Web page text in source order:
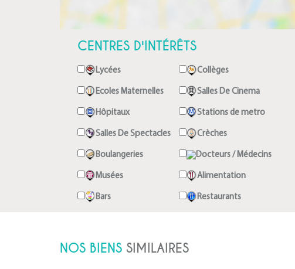
CENTRES D'INTÉRÊTS
Lycées Collèges
Ecoles Maternelles Salles De Cinema
Hôpitaux Stations de metro
Salles De Spectacles Crèches
Boulangeries Docteurs / Médecins
Musées Alimentation
Bars Restaurants
NOS BIENS SIMILAIRES